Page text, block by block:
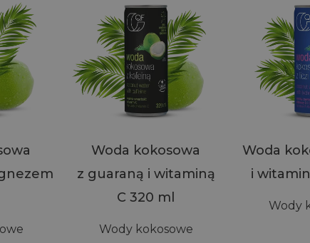
Woda kokosowa
z guaraną i witaminą
C 320 ml
Wody kokosowe
Woda
i
Wody